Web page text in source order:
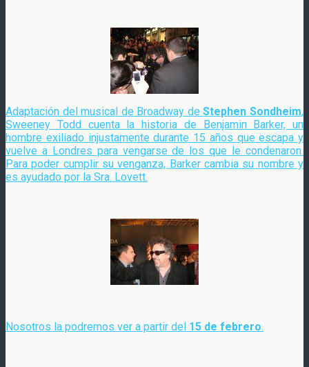
Adaptación del musical de Broadway deStephen Sondheim,
Sweeney Todd cuenta la historia de Benjamin Barker, un
hombre exiliado injustamente durante 15 años que escapa y
vuelve a Londres para vengarse de los que le condenaron.
Para poder cumplir su venganza, Barker cambia su nombre y
es ayudado por la Sra. Lovett.
Nosotros la podremos ver a partir del 15 de febrero.